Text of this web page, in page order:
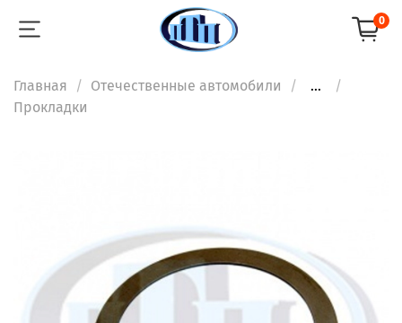
0
Главная Отечественные автомобили
...
Прокладки